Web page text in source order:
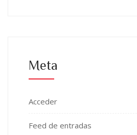
Meta
Acceder
Feed de entradas